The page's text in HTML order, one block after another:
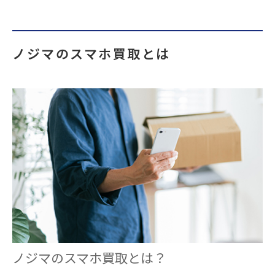
ノジマのスマホ買取とは
ノジマのスマホ買取とは？